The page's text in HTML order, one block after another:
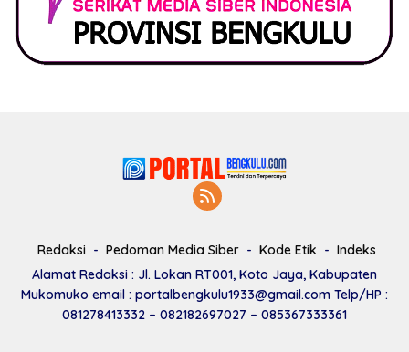
Redaksi Pedoman Media Siber Kode Etik
Indeks
Alamat Redaksi : Jl. Lokan RT001, Koto Jaya, Kabupaten
Mukomuko email : portalbengkulu1933@gmail.com Telp/HP :
081278413332 – 082182697027 – 085367333361